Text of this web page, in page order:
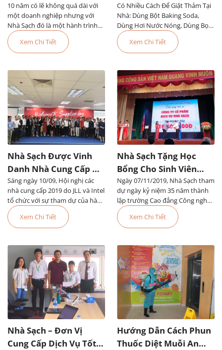
10 năm có lẽ không quá dài với
một doanh nghiệp nhưng với
Nhà Sạch đó là một hành trình
đầy tự hào. Chúng tôi...
Triển Đáng Tự Hào
Xem Chi Tiết
Có Nhiều Cách Để Giặt Thảm Tại
Nhà: Dùng Bột Baking Soda,
Dùng Hơi Nước Nóng, Dùng Bọt,
Dùng Thiết Bị Chuyên Dụng Hoặc
Thuê Dịch Vụ Vệ Sinh Thảm Văn
Phòng TPHCM
Đơn Giản, Dễ Làm
Xem Chi Tiết
Sáng ngày 10/09, Hội nghị các
nhà cung cấp 2019 do JLL và Intel
tổ chức với sự tham dự của hàng
trăm nhà cung cấp, trong đó có
Nhà Sạch
Nhà Sạch Được Vinh
Danh Nhà Cung Cấp Uy
Tín Của Tập Đoàn JLL
Xem Chi Tiết
Ngày 07/11/2019, Nhà Sạch tham
dự ngày kỷ niệm 35 năm thành
lập trường Cao đẳng Công nghệ
Thủ Đức và khai giảng năm học
mới
Nhà Sạch Tặng Học
Bổng Cho Sinh Viên
Trường Cao Đẳng Công
Nghệ Thủ Đức
Xem Chi Tiết
Nhà Sạch – Đơn Vị
Cung Cấp Dịch Vụ Tốt
Hướng Dẫn Cách Phun
Thuốc Diệt Muỗi An